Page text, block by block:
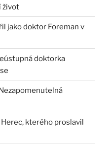
život
jako doktor Foreman v
doktorka
kterého proslavil